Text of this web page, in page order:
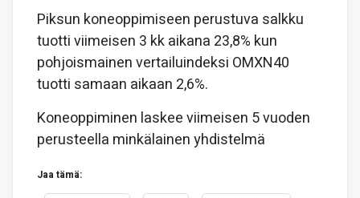
Piksun koneoppimiseen perustuva salkku
tuotti viimeisen 3 kk aikana 23,8% kun
pohjoismainen vertailuindeksi OMXN40
tuotti samaan aikaan 2,6%.
Koneoppiminen laskee viimeisen 5 vuoden
perusteella minkälainen yhdistelmä
Jaa tämä: